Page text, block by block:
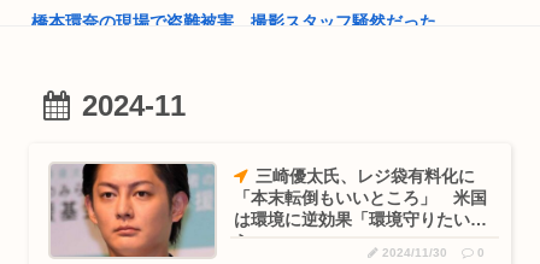
てしまい...
やん
って産...
30代男性「同僚で自分だけ独身で惨めだった」パチ●コで負け
てトイ...
橋本環奈の現場で盗難被害、撮影スタッフ騒然だった
しまうw...
www
最近マジで9時間寝てるわ
女子高生さん、顔面にクマ撃退スプレーを噴射されて救助要請
2024-11
三崎優太氏、レジ袋有料化に
「本末転倒もいいところ」 米国
は環境に逆効果「環境守りたいな
ら…」
2024/11/30 0